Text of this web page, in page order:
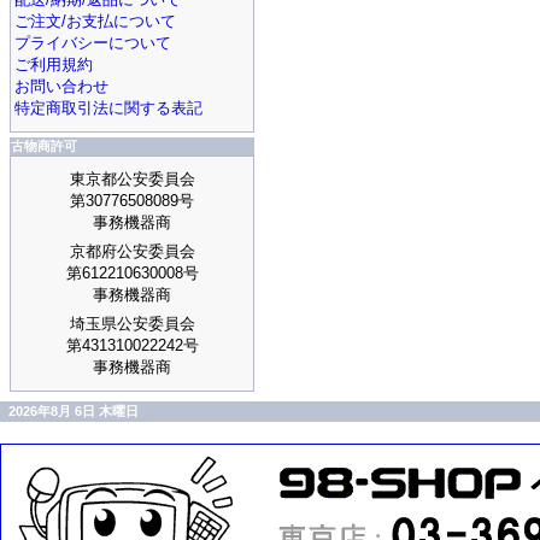
ご注文/お支払について
プライバシーについて
ご利用規約
お問い合わせ
特定商取引法に関する表記
古物商許可
東京都公安委員会
第30776508089号
事務機器商
京都府公安委員会
第612210630008号
事務機器商
埼玉県公安委員会
第431310022242号
事務機器商
2026年8月 6日 木曜日